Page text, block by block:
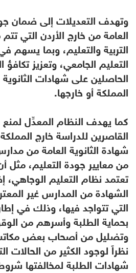
وتهدف التعديلات إلى ضمان
العامة من خارج الأردن التي
التربية والتعليم، وبما
التعليم الجامعي، وتعزيز
الحاصلين على شهادات
المملكة أو خارجها.
كما يهدف النظام المعدِّل
القاصرين للدراسة خارج
شهادة الثانوية العامة من
من معايير جودة التعليم،
تعتمد نظام التعليم
الشهادة من المدارس غير
التي تتواجد فيها، وذلك في
بحماية الطلبة وأسرهم من
وتضليل من أصحاب بعض مكاتب
نظراً لوجود الكثير من الحالات
شهادات الطلبة لمخالفتها